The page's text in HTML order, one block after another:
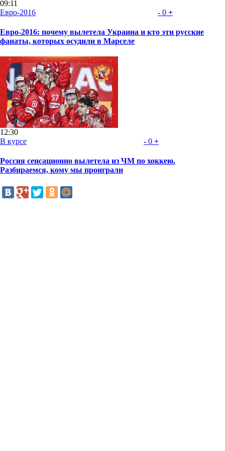
09:11
Евро-2016
- 0 +
Евро-2016: почему вылетела Украина и кто эти русские
фанаты, которых осудили в Марселе
12:30
В курсе
- 0 +
Россия сенсационно вылетела из ЧМ по хоккею.
Разбираемся, кому мы проиграли